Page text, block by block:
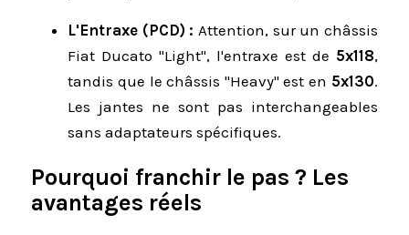
L'Entraxe (PCD) : Attention, sur un châssis
Fiat Ducato "Light", l'entraxe est de 5x118,
tandis que le châssis "Heavy" est en 5x130.
Les jantes ne sont pas interchangeables
sans adaptateurs spécifiques.
Pourquoi franchir le pas ? Les
avantages réels